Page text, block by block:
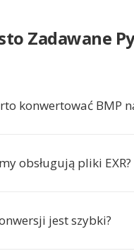
Zadawane
konwertować BMP
obsługują pliki EXR?
jest szybki?